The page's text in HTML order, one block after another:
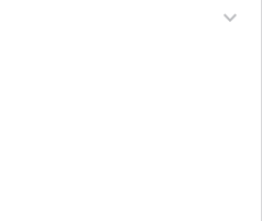
expand_more